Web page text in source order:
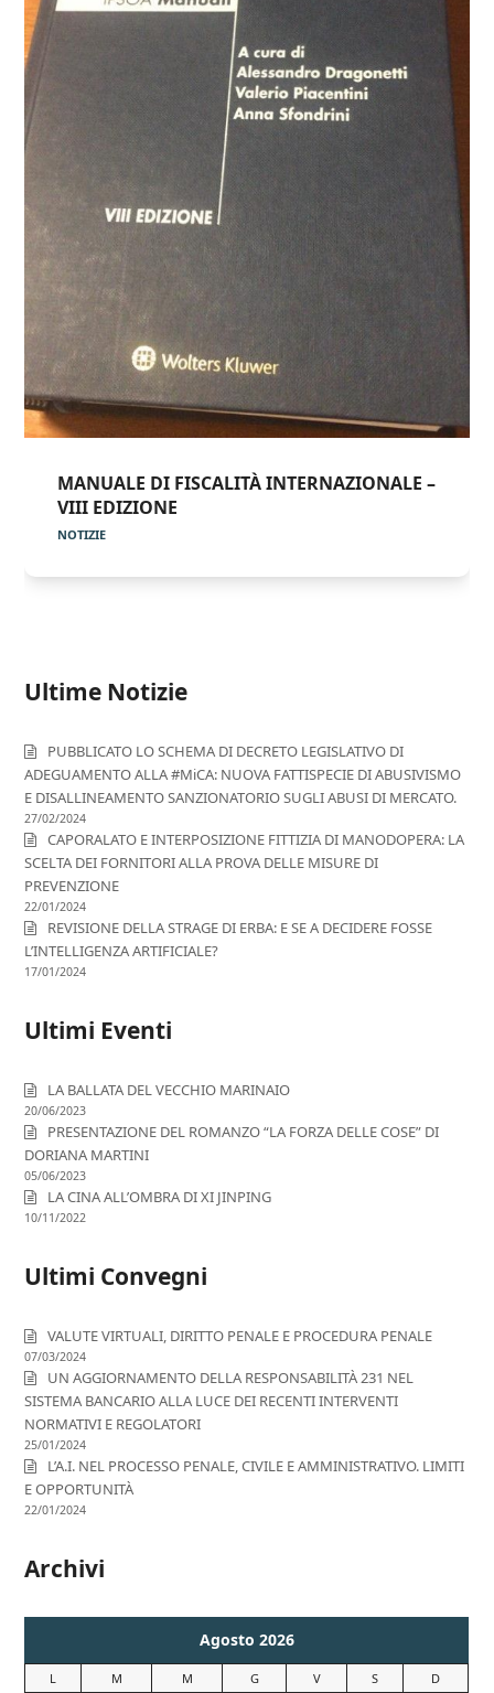
MANUALE DI FISCALITÀ INTERNAZIONALE –
VIII EDIZIONE
NOTIZIE
Ultime Notizie
PUBBLICATO LO SCHEMA DI DECRETO LEGISLATIVO DI
ADEGUAMENTO ALLA #MiCA: NUOVA FATTISPECIE DI ABUSIVISMO
E DISALLINEAMENTO SANZIONATORIO SUGLI ABUSI DI MERCATO.
27/02/2024
CAPORALATO E INTERPOSIZIONE FITTIZIA DI MANODOPERA: LA
SCELTA DEI FORNITORI ALLA PROVA DELLE MISURE DI
PREVENZIONE
22/01/2024
REVISIONE DELLA STRAGE DI ERBA: E SE A DECIDERE FOSSE
L’INTELLIGENZA ARTIFICIALE?
17/01/2024
Ultimi Eventi
LA BALLATA DEL VECCHIO MARINAIO
20/06/2023
PRESENTAZIONE DEL ROMANZO “LA FORZA DELLE COSE” DI
DORIANA MARTINI
05/06/2023
LA CINA ALL’OMBRA DI XI JINPING
10/11/2022
Ultimi Convegni
VALUTE VIRTUALI, DIRITTO PENALE E PROCEDURA PENALE
07/03/2024
UN AGGIORNAMENTO DELLA RESPONSABILITÀ 231 NEL
SISTEMA BANCARIO ALLA LUCE DEI RECENTI INTERVENTI
NORMATIVI E REGOLATORI
25/01/2024
L’A.I. NEL PROCESSO PENALE, CIVILE E AMMINISTRATIVO. LIMITI
E OPPORTUNITÀ
22/01/2024
Archivi
Agosto 2026
L M M G V S
D